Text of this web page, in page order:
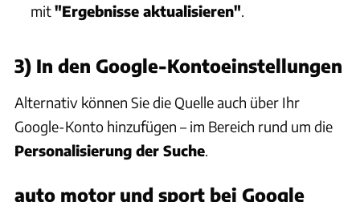
mit"Ergebnisse aktualisieren".
3) In den Google-Kontoeinstellungen
Alternativ können Sie die Quelle auch über Ihr
Google-Konto hinzufügen – im Bereich rund um die
Personalisierung der Suche.
auto motor und sport bei Google